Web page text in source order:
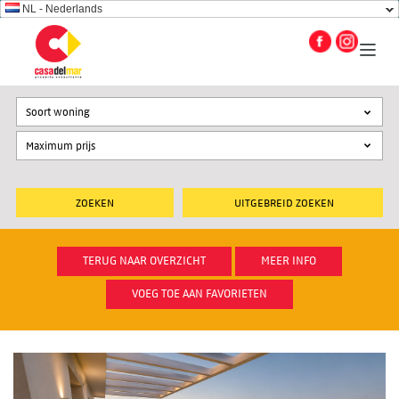
NL - Nederlands
UITGEBREID ZOEKEN
Soort woning
TERUG NAAR OVERZICHT MEER INFO
VOEG TOE AAN FAVORIETEN